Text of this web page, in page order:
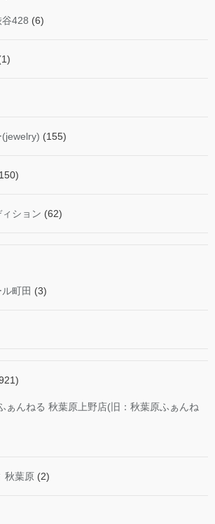
428 (6)
(155)
ション (62)
町田 (3)
ぁんねる 秋葉原上野店(旧：秋葉原ふぁんね
秋葉原 (2)